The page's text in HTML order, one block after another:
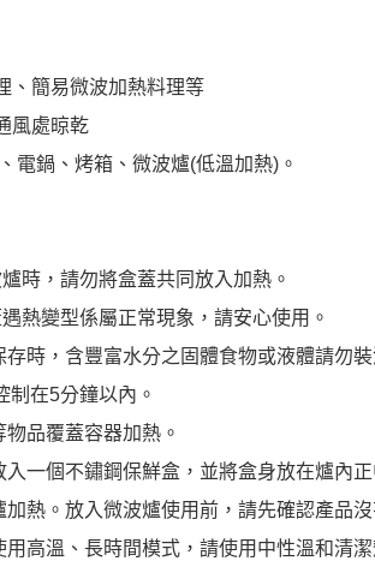
、簡易微波加熱料理等
風處晾乾
電鍋、烤箱、微波爐(低溫加熱)。
時，請勿將盒蓋共同放入加熱。
熱變型係屬正常現象，請安心使用。
時，含豐富水分之固體食物或液體請勿裝
制在5分鐘以內。
品覆蓋容器加熱。
一個不鏽鋼保鮮盒，並將盒身放在爐內
熱。放入微波爐使用前，請先確認產品沒
高溫、長時間模式，請使用中性溫和清